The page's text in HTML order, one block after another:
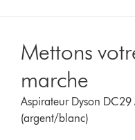
Mettons
marche
Aspirateur Dyson DC29
(argent/blanc)